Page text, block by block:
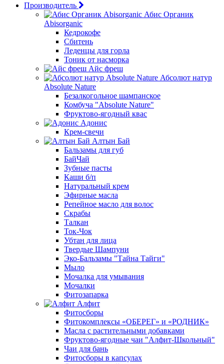
Производитель
Абис Органик
Abisorganic
Кедрокофе
Сбитень
Леденцы для горла
Тоник от насморка
Айс фреш
Абсолют натур
Absolute Nature
Безалкогольное шампанское
Комбуча "Absolute Nature"
Фруктово-ягодный квас
Адонис
Крем-свечи
Алтын Бай
Бальзамы для губ
БайЧай
Зубные пасты
Каши б/п
Натуральный крем
Эфирные масла
Репейное масло для волос
Скрабы
Талкан
Ток-Чок
Убтан для лица
Твердые Шампуни
Эко-Бальзамы "Тайна Тайги"
Мыло
Мочалка для умывания
Мочалки
Фитозапарка
Алфит
Фитосборы
Фитокомплексы «ОБЕРЕГ» и «РОДНИК»
Масла с растительными добавками
Фруктово-ягодные чаи "Алфит-Школьный"
Чаи для бань
Фитосборы в капсулах